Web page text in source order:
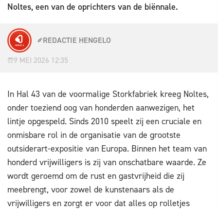
Noltes, een van de oprichters van de biënnale.
REDACTIE HENGELO
9 MEI 2026 12:35
In Hal 43 van de voormalige Storkfabriek kreeg Noltes,
onder toeziend oog van honderden aanwezigen, het
lintje opgespeld. Sinds 2010 speelt zij een cruciale en
onmisbare rol in de organisatie van de grootste
outsiderart-expositie van Europa. Binnen het team van
honderd vrijwilligers is zij van onschatbare waarde. Ze
wordt geroemd om de rust en gastvrijheid die zij
meebrengt, voor zowel de kunstenaars als de
vrijwilligers en zorgt er voor dat alles op rolletjes